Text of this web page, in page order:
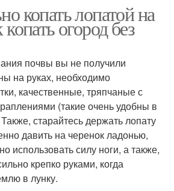
копать лопатой на
огород без
почвы вы не получили
на руках, необходимо
качественные, тряпчаные с
(такие очень удобны в
старайтесь держать лопату
давить на черенок ладонью,
использовать силу ноги, а также,
крепко руками, когда
в лунку.